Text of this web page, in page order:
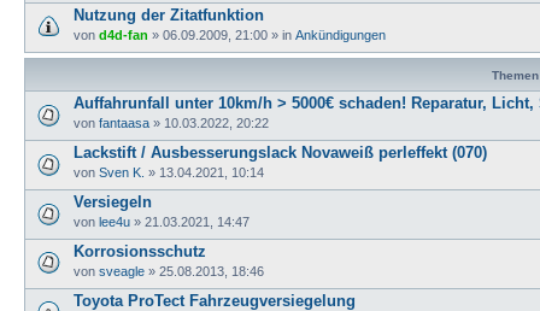
Nutzung der Zitatfunktion
von d4d-fan » 06.09.2009, 21:00 » in Ankündigungen
Themen
Auffahrunfall unter 10km/h > 5000€ schaden! Reparatur,
von fantaasa » 10.03.2022, 20:22
Lackstift / Ausbesserungslack Novaweiß perleffekt (070)
von Sven K. » 13.04.2021, 10:14
Versiegeln
von lee4u » 21.03.2021, 14:47
Korrosionsschutz
von sveagle » 25.08.2013, 18:46
Toyota ProTect Fahrzeugversiegelung